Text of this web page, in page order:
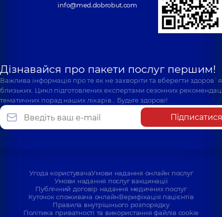
info@med.dobrobut.com
Дізнавайся про пакети послуг першим!
Важлива інформація про те як не захворіти та вберегти
близьких. Цикл підготовлених експертами сезонних
тематичних порад наших лікарів… Будьте здорові!
Підписатися
Угода користувачаУмови надання онлайн послуг
Умови надання послуг вакцинації
Публічний договір надання медичних послуг
Куточок споживача онлайнВерифікація пацієнтів
Правила внутрішнього розпорядку
Політика приватності та використання файлів cookie